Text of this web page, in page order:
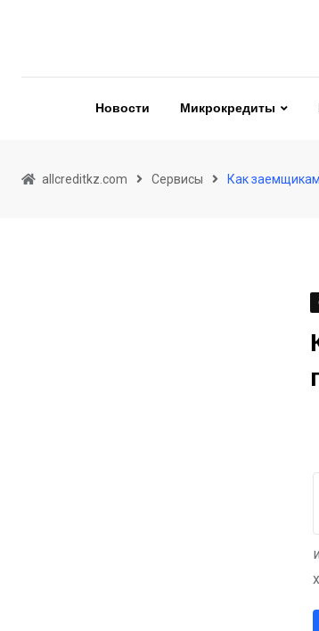
Новости Микрокредиты
allcreditkz.com Сервисы Как